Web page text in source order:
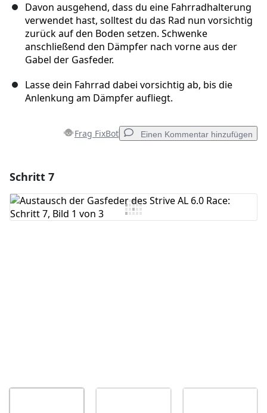
Davon ausgehend, dass du eine Fahrradhalterung
verwendet hast, solltest du das Rad nun vorsichtig
zurück auf den Boden setzen. Schwenke
anschließend den Dämpfer nach vorne aus der
Gabel der Gasfeder.
Lasse dein Fahrrad dabei vorsichtig ab, bis die
Anlenkung am Dämpfer aufliegt.
Frag FixBot Einen Kommentar hinzufügen
Kommentar hinzufügen
Schritt 7